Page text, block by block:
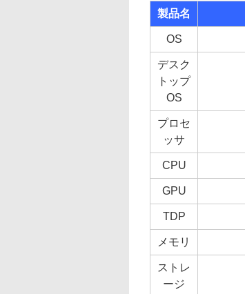
製品名
OS
デスク
トップ
OS
プロセ
ッサ
CPU
GPU
TDP
メモリ
ストレ
ージ